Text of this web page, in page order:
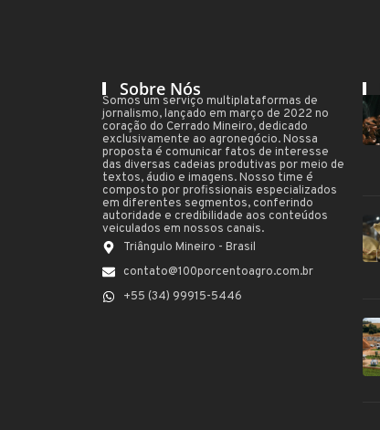
Sobre Nós
Somos um serviço multiplataformas de
jornalismo, lançado em março de 2022 no
coração do Cerrado Mineiro, dedicado
exclusivamente ao agronegócio. Nossa
proposta é comunicar fatos de interesse
das diversas cadeias produtivas por meio de
textos, áudio e imagens. Nosso time é
composto por profissionais especializados
em diferentes segmentos, conferindo
autoridade e credibilidade aos conteúdos
veiculados em nossos canais.
Triângulo Mineiro - Brasil
contato@100porcentoagro.com.br
+55 (34) 99915-5446